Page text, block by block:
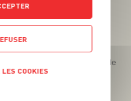
d’offres exclusives !
généreuses, des
le tout dans une seule
!
COOKIES